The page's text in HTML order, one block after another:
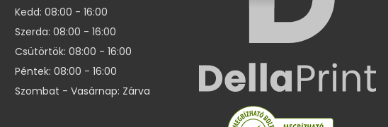
Kedd: 08:00 - 16:00
Szerda: 08:00 - 16:00
Csütörtök: 08:00 - 16:00
Péntek: 08:00 - 16:00
Szombat - Vasárnap: Zárva